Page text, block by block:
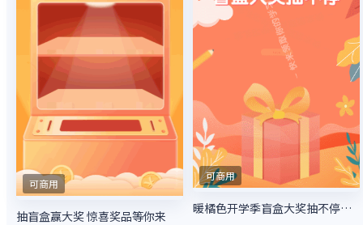
可商用
抽盲盒赢大奖 惊喜奖品等你来
可商用
暖橘色开学季盲盒大奖抽不停拆礼盒